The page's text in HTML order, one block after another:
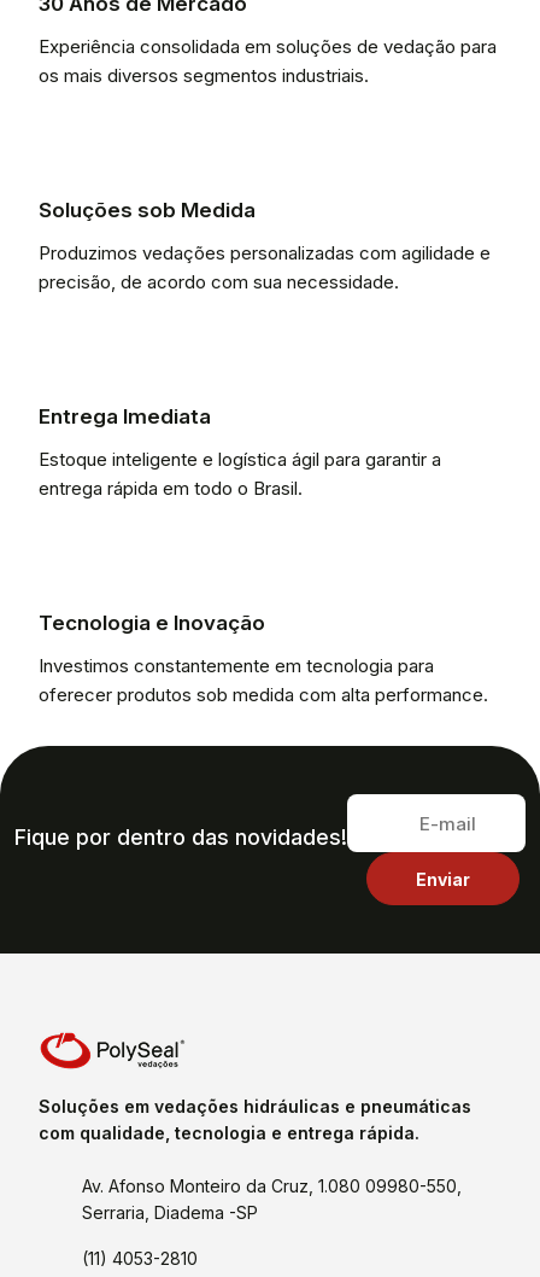
Experiência consolidada em soluções de vedação para
os mais diversos segmentos industriais.
Soluções sob Medida
Produzimos vedações personalizadas com agilidade e
precisão, de acordo com sua necessidade.
Entrega Imediata
Estoque inteligente e logística ágil para garantir a
entrega rápida em todo o Brasil.
Tecnologia e Inovação
Investimos constantemente em tecnologia para
oferecer produtos sob medida com alta performance.
Fique por dentro das novidades!
Soluções em vedações hidráulicas e pneumáticas
com qualidade, tecnologia e entrega rápida.
Av. Afonso Monteiro da Cruz, 1.080 09980-550,
Serraria, Diadema -SP
(11) 4053-2810